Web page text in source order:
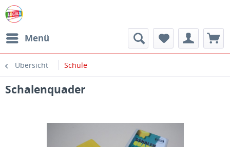
Menü
Übersicht Schule
Schalenquader